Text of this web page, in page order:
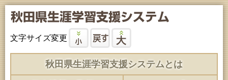
文字サイズ変更
秋田県生涯学習支援システムとは